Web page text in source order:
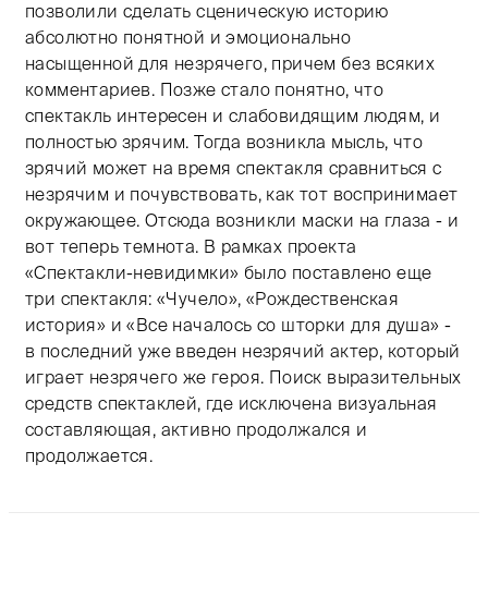
позволили сделать сценическую историю
абсолютно понятной и эмоционально
насыщенной для незрячего, причем без всяких
комментариев. Позже стало понятно, что
спектакль интересен и слабовидящим людям, и
полностью зрячим. Тогда возникла мысль, что
зрячий может на время спектакля сравниться с
незрячим и почувствовать, как тот воспринимает
окружающее. Отсюда возникли маски на глаза - и
вот теперь темнота. В рамках проекта
«Спектакли-невидимки» было поставлено еще
три спектакля: «Чучело», «Рождественская
история» и «Все началось со шторки для душа» -
в последний уже введен незрячий актер, который
играет незрячего же героя. Поиск выразительных
средств спектаклей, где исключена визуальная
составляющая, активно продолжался и
продолжается.